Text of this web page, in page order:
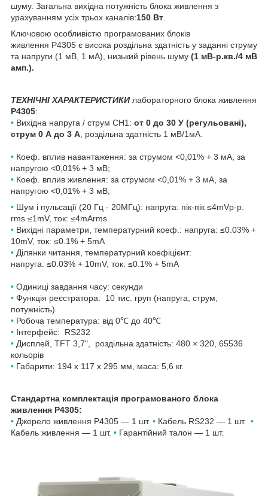
шуму. Загальна вихідна потужність блока живлення з
урахуванням усіх трьох каналів:150 Вт
Ключовою особливістю програмованих блоків
живлення P4305 є висока роздільна здатність у заданні струму
та напруги (1 мВ, 1 мА), низький рівень шуму (1 мВ-р.кв./4 мВ
амп.).
ТЕХНІЧНІ ХАРАКТЕРИСТИКИ лабораторного блока живлення
P4305:
• Вихідна напруга / струм CH1: от 0 до 30 У (регульовані),
струм 0 А до 3 А , роздільна здатність 1 мВ/1мА.
• Коеф. вплив навантаження: за струмом <0,01% + 3 мА, за
напругою <0,01% + 3 мВ;
• Коеф. вплив живлення: за струмом <0,01% + 3 мА, за
напругою <0,01% + 3 мВ;
• Шум і пульсації (20 Гц - 20MГц): напруга: пік-пік ≤4mVp-p.
rms ≤1mV, ток: ≤4mArms
• Вихідні параметри, температурний коеф.: напруга: ≤0.03% +
10mV, ток: ≤0.1% + 5mA
• Ділянки читання, температурний коефіцієнт:
напруга: ≤0.03% + 10mV, ток: ≤0.1% + 5mA
• Одиниці завдання часу: секунди
• Функція реєстратора: 10 тис. груп (напруга, струм,
потужність)
• Робоча температура: від 0℃ до 40℃
• Інтерфейс: RS232
• Дисплей, TFT 3,7", роздільна здатність: 480 × 320, 65536
кольорів
• Габарити: 194 x 117 x 295 мм, маса: 5,6 кг.
Стандартна комплектація програмованого блока
живлення P4305:
• Джерело живлення P4305 — 1 шт. • Кабель RS232 — 1 шт. •
Кабель живлення — 1 шт. • Гарантійний талон — 1 шт.